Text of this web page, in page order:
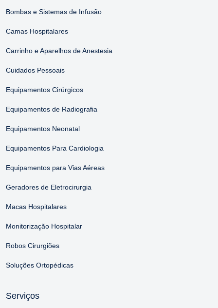
Bombas e Sistemas de Infusão
Camas Hospitalares
Carrinho e Aparelhos de Anestesia
Cuidados Pessoais
Equipamentos Cirúrgicos
Equipamentos de Radiografia
Equipamentos Neonatal
Equipamentos Para Cardiologia
Equipamentos para Vias Aéreas
Geradores de Eletrocirurgia
Macas Hospitalares
Monitorização Hospitalar
Robos Cirurgiões
Soluções Ortopédicas
Serviços